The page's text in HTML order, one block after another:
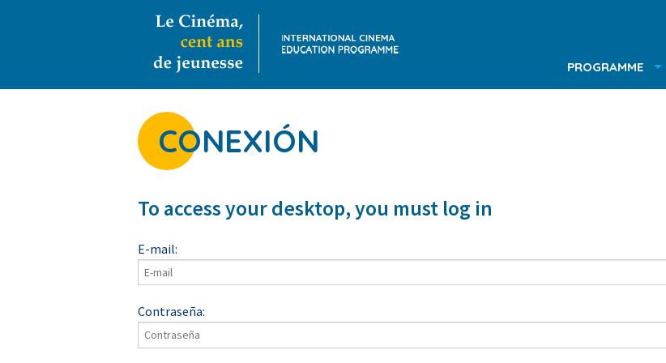
PROGRAMME
CONEXIÓN
To access your desktop, you must log in
E-mail:
Contraseña: